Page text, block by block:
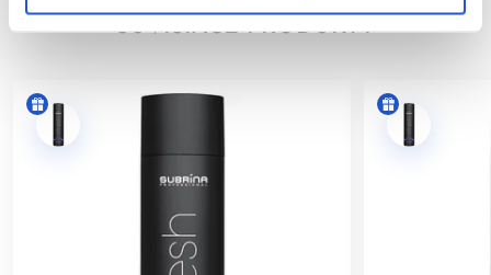
SÚVISIACE PRODUKTY